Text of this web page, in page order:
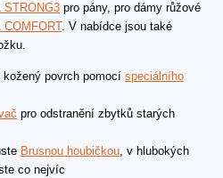
STRONG3 pro pány, pro dámy růžové
COMFORT. V nabídce jsou také
kožený povrch pomocí speciálního
pro odstranění zbytků starých
Brusnou houbičkou, v hlubokých
co nejvíc